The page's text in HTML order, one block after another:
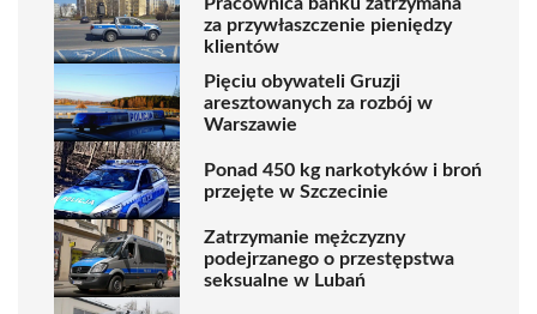
za przywłaszczenie pieniędzy
klientów
Pięciu obywateli Gruzji
aresztowanych za rozbój w
Warszawie
Ponad 450 kg narkotyków i broń
przejęte w Szczecinie
Zatrzymanie mężczyzny
podejrzanego o przestępstwa
seksualne w Lubań